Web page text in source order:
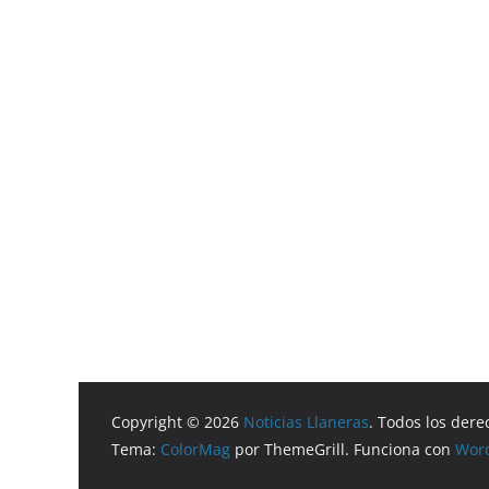
Copyright © 2026 Noticias Llaneras. Todos los
Tema: ColorMag por ThemeGrill. Funciona con